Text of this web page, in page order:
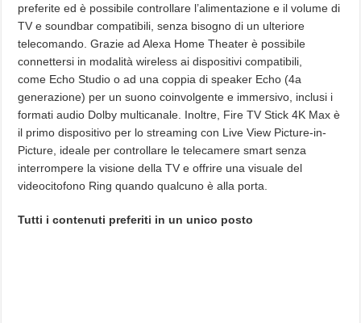
preferite ed è possibile controllare l’alimentazione e il volume di
TV e soundbar compatibili, senza bisogno di un ulteriore
telecomando. Grazie ad Alexa Home Theater è possibile
connettersi in modalità wireless ai dispositivi compatibili,
come Echo Studio o ad una coppia di speaker Echo (4a
generazione) per un suono coinvolgente e immersivo, inclusi i
formati audio Dolby multicanale. Inoltre, Fire TV Stick 4K Max è
il primo dispositivo per lo streaming con Live View Picture-in-
Picture, ideale per controllare le telecamere smart senza
interrompere la visione della TV e offrire una visuale del
videocitofono Ring quando qualcuno è alla porta.
Tutti i contenuti preferiti in un unico posto